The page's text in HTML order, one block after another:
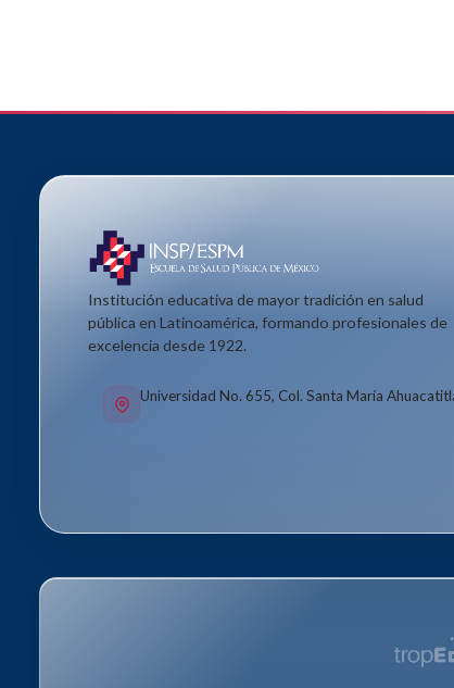
Institución educativa de mayor tradición en salud
pública en Latinoamérica, formando profesionales de
excelencia desde 1922.
Universidad No. 655, Col. Santa María